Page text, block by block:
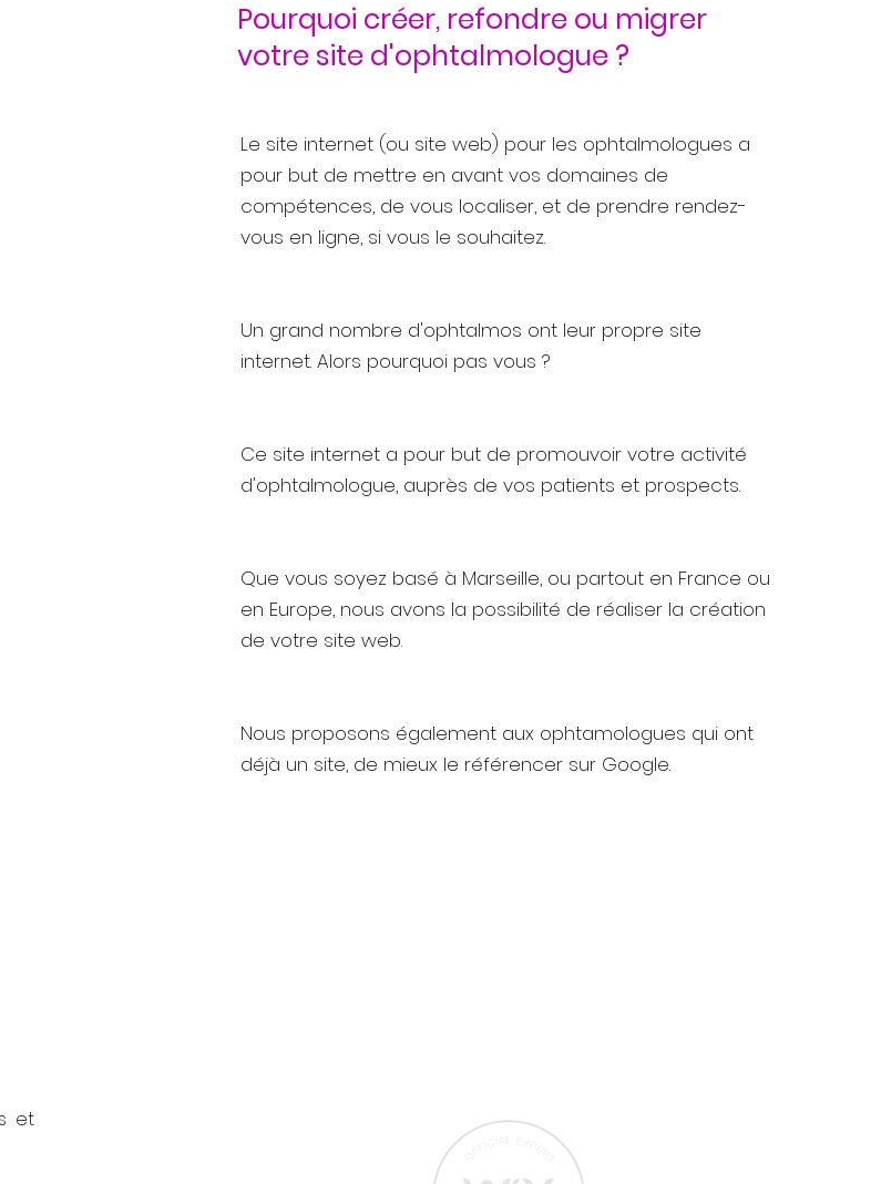
Pourquoi créer, refondre ou migrer
votre site d'ophtalmologue ?
Le site internet (ou site web) pour les ophtalmologues a
pour but de mettre en avant vos domaines de
compétences, de vous localiser, et de prendre rendez-
vous en ligne, si vous le souhaitez.
Un grand nombre d'ophtalmos ont leur propre site
internet. Alors pourquoi pas vous ?
Ce site internet a pour but de promouvoir votre activité
d'ophtalmologue, auprès de vos patients et prospects.
Que vous soyez basé à Marseille, ou partout en France ou
en Europe, nous avons la possibilité de réaliser la création
de votre site web.
Nous proposons également aux ophtamologues qui ont
déjà un site, de mieux le référencer sur Google.
et